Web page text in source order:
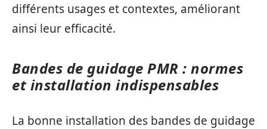
différents usages et contextes, améliorant
ainsi leur efficacité.
Bandes de guidage PMR : normes
et installation indispensables
La bonne installation des bandes de guidage